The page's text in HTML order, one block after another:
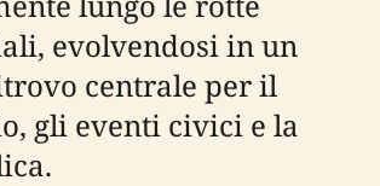
evolvendosi in un
centrale per il
gli eventi civici e la